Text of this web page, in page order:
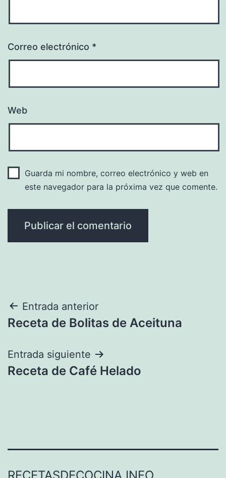
Correo electrónico *
Web
Guarda mi nombre, correo electrónico y web en
este navegador para la próxima vez que comente.
Navegación
de
entradas
Entrada anterior
Receta de Bolitas de Aceituna
Entrada siguiente
Receta de Café Helado